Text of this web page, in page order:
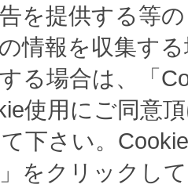
を提供する等
情報を収集す
る場合は、「
使用にご同意
下さい。
」をクリックし